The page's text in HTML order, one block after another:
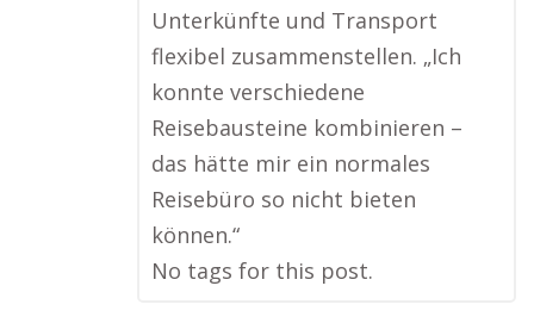
Unterkünfte und Transport
flexibel zusammenstellen. „Ich
konnte verschiedene
Reisebausteine kombinieren –
das hätte mir ein normales
Reisebüro so nicht bieten
können.“
No tags for this post.